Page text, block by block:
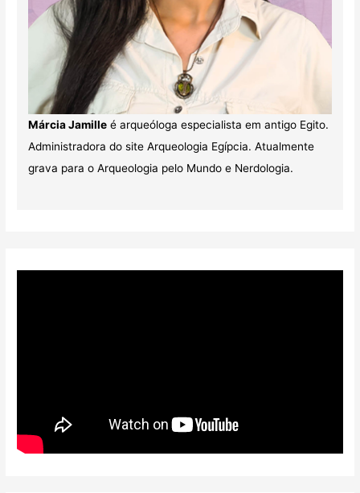
Márcia Jamilleé arqueóloga especialista em antigo Egito.
Administradora do site Arqueologia Egípcia. Atualmente
grava para o Arqueologia pelo Mundo e Nerdologia.